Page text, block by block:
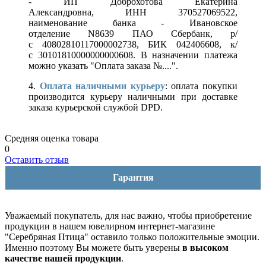
Александровна, ИНН 370527069522,
наименование банка - Ивановское
отделение N8639 ПАО Сбербанк, р/
с 40802810117000002738, БИК 042406608, к/
с 30101810000000000608. В назначении платежа
можно указать "Оплата заказа №....".
4. Оплата наличными курьеру: оплата покупки
производится курьеру наличными при доставке
заказа курьерской службой DPD.
Средняя оценка товара
0
Оставить отзыв
Гарантия
Уважаемый покупатель, для нас важно, чтобы приобретение
продукции в нашем ювелирном интернет-магазине
"Серебряная Птица" оставило только положительные эмоции.
Именно поэтому Вы можете быть уверены в высоком
качестве нашей продукции.